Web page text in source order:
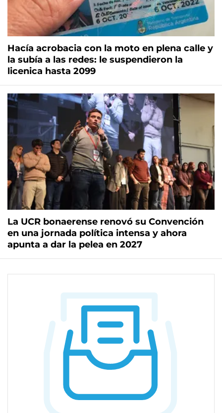
Hacía acrobacia con la moto en plena calle y
la subía a las redes: le suspendieron la
licenica hasta 2099
La UCR bonaerense renovó su Convención
en una jornada política intensa y ahora
apunta a dar la pelea en 2027